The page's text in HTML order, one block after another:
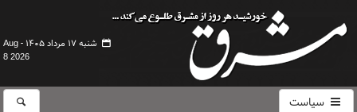
شنبه ۱۷ مرداد ۱۴۰۵ -
Aug
8 2026
سیاست